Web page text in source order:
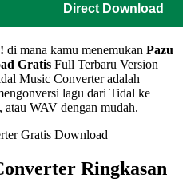
Direct Download
di mana kamu menemukan Pazu
Gratis Full Terbaru Version
Music Converter adalah
lagu dari Tidal ke
WAV dengan mudah.
Ringkasan